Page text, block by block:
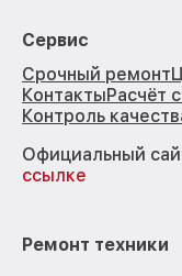
Сервис
Срочный ремонт
КонтактыРасчёт
Контроль
Официальный
ссылке
Ремонт техники